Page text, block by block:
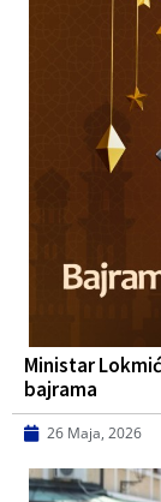
Ministar
bajrama
26 Maja, 2026